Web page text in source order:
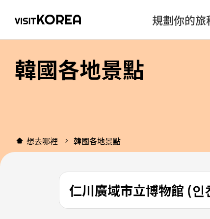
規劃你的旅
韓國各地景點
想去哪裡 韓國各地景點
仁川廣域市立博物館 (